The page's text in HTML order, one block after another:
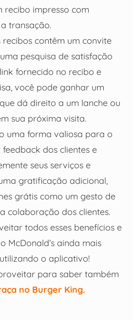
recibo impresso com
transação.
recibos contêm um convite
pesquisa de satisfação
fornecido no recibo e
você pode ganhar um
dá direito a um lanche ou
sua próxima visita.
uma forma valiosa para o
feedback dos clientes e
seus serviços e
gratificação adicional,
grátis como um gesto de
colaboração dos clientes.
todos esses benefícios e
McDonald’s ainda mais
o aplicativo!
para saber também
no Burger King.